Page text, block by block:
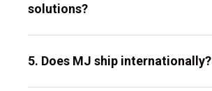
solutions?
5. Does MJ ship internationally?